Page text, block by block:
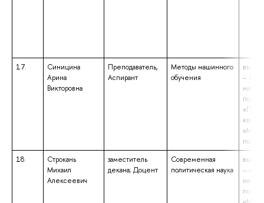
17.
Синицина
Арина
Викторовна
Преподаватель,
Аспирант
Методы машинного
обучения
–
18.
Строкань
Михаил
Алексеевич
заместитель
декана; Доцент
Современная
политическая наука
–